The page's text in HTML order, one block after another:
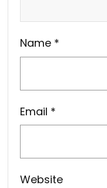
Name *
Email *
Website